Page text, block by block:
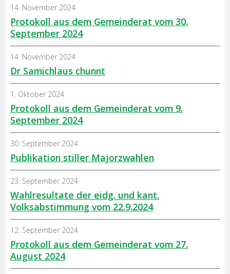
Protokoll aus dem Gemeinderat vom 30.
September 2024
14. November 2024
Dr Samichlaus chunnt
14. November 2024
Protokoll aus dem Gemeinderat vom 9.
September 2024
1. Oktober 2024
Publikation stiller Majorzwahlen
30. September 2024
Wahlresultate der eidg. und kant.
Volksabstimmung vom 22.9.2024
23. September 2024
Protokoll aus dem Gemeinderat vom 27.
August 2024
12. September 2024